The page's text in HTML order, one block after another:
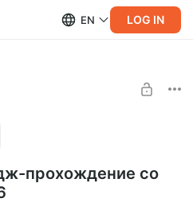
EN LOG IN
прохождение со